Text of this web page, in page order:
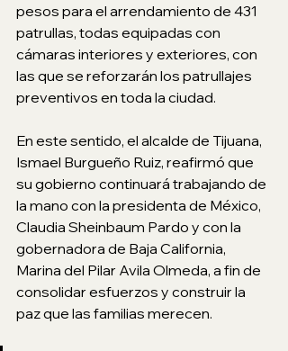
pesos para el arrendamiento de 431
patrullas, todas equipadas con
cámaras interiores y exteriores, con
las que se reforzarán los patrullajes
preventivos en toda la ciudad.
En este sentido, el alcalde de Tijuana,
Ismael Burgueño Ruiz, reafirmó que
su gobierno continuará trabajando de
la mano con la presidenta de México,
Claudia Sheinbaum Pardo y con la
gobernadora de Baja California,
Marina del Pilar Avila Olmeda, a fin de
consolidar esfuerzos y construir la
paz que las familias merecen.